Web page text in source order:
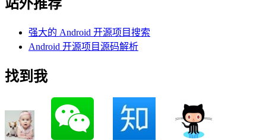
站外推荐
强大的 Android 开源项目搜索
Android 开源项目源码解析
找到我